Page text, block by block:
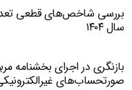
بررسی شاخص‌های قطعی
سال ۱۴۰۴
بازنگری در اجرای بخشنامه
صورتحساب‌های